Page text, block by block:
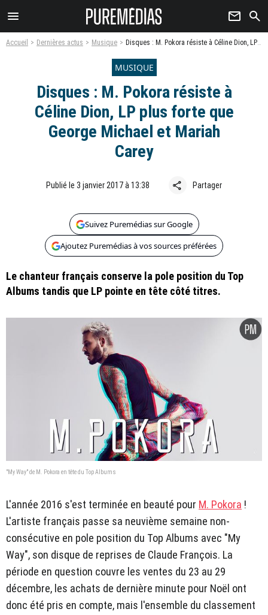
menu newsletter search
Accueil Dernières actus Musique Disques : M. Pokora résiste à Céline Dion, LP plus forte que George Michael et Mariah Carey
MUSIQUE
Disques : M. Pokora résiste à
Céline Dion, LP plus forte que
George Michael et Mariah
Carey
Publié le 3 janvier 2017 à 13:38 share Partager
Suivez Puremédias sur Google
Ajoutez Puremédias à vos sources préférées
Le chanteur français conserve la pole position du Top
Albums tandis que LP pointe en tête côté titres.
"My Way" de M. Pokora en tête du Top Albums
L'année 2016 s'est terminée en beauté pour M. Pokora !
L'artiste français passe sa neuvième semaine non-
consécutive en pole position du Top Albums avec "My
Way", son disque de reprises de Claude François. La
période en question couvre les ventes du 23 au 29
décembre, les achats de dernière minute pour Noël ont
donc été pris en compte, mais l'ensemble du classement